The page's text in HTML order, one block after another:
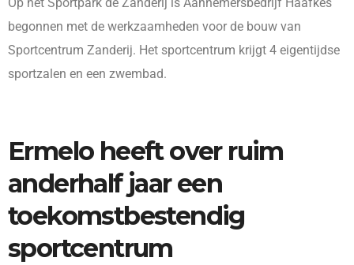
begonnen met de werkzaamheden voor de bouw van
Sportcentrum Zanderij. Het sportcentrum krijgt 4 eigentijdse
sportzalen en een zwembad.
Ermelo heeft over ruim
anderhalf jaar een
toekomstbestendig
sportcentrum